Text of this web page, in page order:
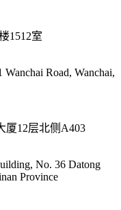
1512室
Road, Wanchai,
厦12层北侧A403
No. 36 Datong
Province